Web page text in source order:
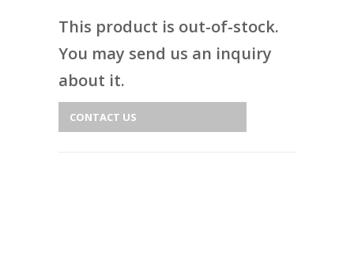
This product is out-of-stock.
You may send us an inquiry
about it.
CONTACT US